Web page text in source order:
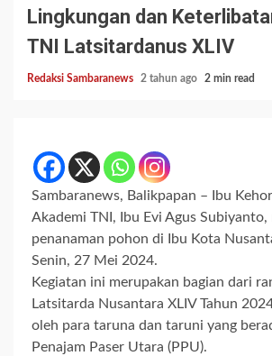
Lingkungan dan
TNI Latsitardanus XLIV
Redaksi Sambaranews 2 tahun ago 2 min read
Sambaranews, Balikpapan – Ibu
Akademi TNI, Ibu Evi Agus Subiyanto,
penanaman pohon di Ibu Kota
Senin, 27 Mei 2024.
Kegiatan ini merupakan bagian dari
Latsitarda Nusantara XLIV Tahun
oleh para taruna dan taruni yang
Penajam Paser Utara (PPU).